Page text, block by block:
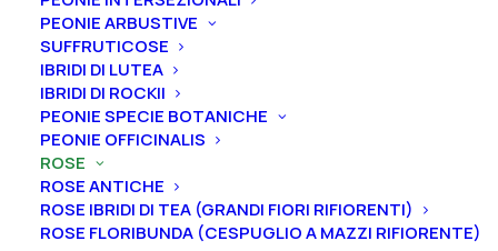
PEONIE ARBUSTIVE
SUFFRUTICOSE
IBRIDI DI LUTEA
IBRIDI DI ROCKII
PEONIE SPECIE BOTANICHE
PEONIE OFFICINALIS
ROSE
ROSE ANTICHE
ROSE IBRIDI DI TEA (GRANDI FIORI RIFIORENTI)
ROSE FLORIBUNDA (CESPUGLIO A MAZZI RIFIORENTE)
Home Rose
Rose cespuglio rifiorenti le farfalle